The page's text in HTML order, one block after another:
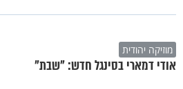
מוזיקה יהודית
אודי דמארי בסינגל חדש: "שבת"